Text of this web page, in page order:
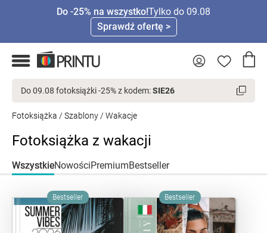
Do -25% na wszystko!Tylko do 09.08
Sprawdź ofertę >
Do 09.08 fotoksiążki -25% z kodem:SIE26
Fotoksiążka / Szablony / Wakacje
Fotoksiążka z wakacji
WszystkieNowościPremiumBestseller
Bestseller Bestseller